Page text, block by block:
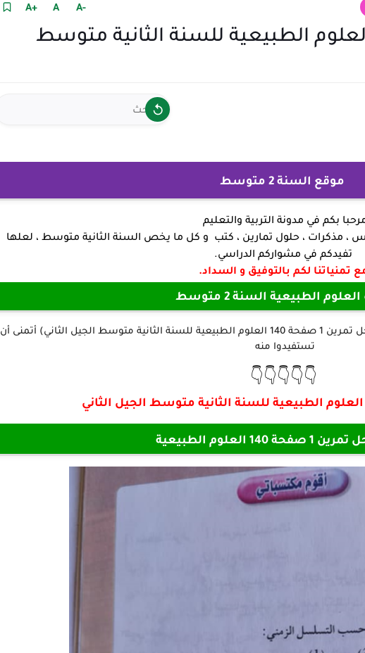
+A A -A
تمرين 1 صفحة 140 العلوم الطبيعية للسنة الثانية متوسط
موقع السنة 2 متوسط
بكم في مدونة التربية والتعليم
مذكرات ، حلول تمارين ، كتب و كل ما يخص السنة الثانية متوسط ، لعلها
تفيدكم في مشواركم الدراسي.
تمنياتنا لكم بالتوفيق و السداد.
الطبيعية السنة 2 متوسط
نقدم لكم أعزائنا المتابعين في هذا الموضوع (حل تمرين 1 صفحة 140 العلوم الطبيعية للسنة الثانية متوسط الجيل الثاني) أتمنى أن
تستفيدوا منه
👇👇👇👇👇
140 العلوم الطبيعية